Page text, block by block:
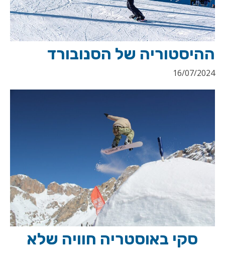
ההיסטוריה של הסנובורד
16/07/2024
סקי באוסטריה חוויה שלא